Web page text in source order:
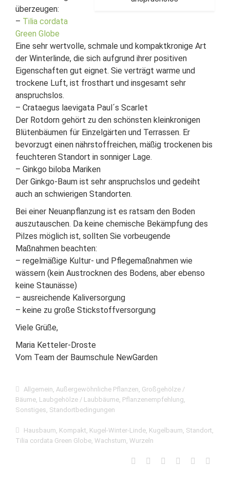
überzeugen:
– Tilia cordata
Green Globe
Eine sehr wertvolle, schmale und kompaktkronige Art
der Winterlinde, die sich aufgrund ihrer positiven
Eigenschaften gut eignet. Sie verträgt warme und
trockene Luft, ist frosthart und insgesamt sehr
anspruchslos.
– Crataegus laevigata Paul´s Scarlet
Der Rotdorn gehört zu den schönsten kleinkronigen
Blütenbäumen für Einzelgärten und Terrassen. Er
bevorzugt einen nährstoffreichen, mäßig trockenen bis
feuchteren Standort in sonniger Lage.
– Ginkgo biloba Mariken
Der Ginkgo-Baum ist sehr anspruchslos und gedeiht
auch an schwierigen Standorten.
Bei einer Neuanpflanzung ist es ratsam den Boden
auszutauschen. Da keine chemische Bekämpfung des
Pilzes möglich ist, sollten Sie vorbeugende
Maßnahmen beachten:
– regelmäßige Kultur- und Pflegemaßnahmen wie
wässern (kein Austrocknen des Bodens, aber ebenso
keine Staunässe)
– ausreichende Kaliversorgung
– keine zu große Stickstoffversorgung
Viele Grüße,
Maria Ketteler-Droste
Vom Team der Baumschule NewGarden
Allgemein, Außergewöhnliche Pflanzen, Großgehölze /
Bäume, Laubgehölze / Laubbäume, Pflanzenempfehlung,
Sonstiges, Standortbedingungen
Hausbaum, Kompakt, Kugel-Winter-Linde, Kugelbaum, Standort,
Tilia cordata Green Globe, Wachstum, Wurzeln